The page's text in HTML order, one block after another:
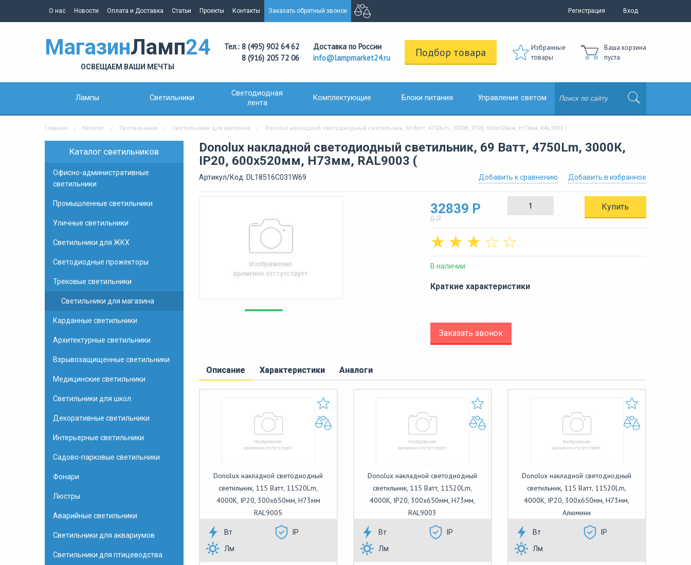
О нас Новости Оплата и Доставка Статьи Проекты Контакты Заказать обратный звонок Регистрация Вход
МагазинЛамп24
ОСВЕЩАЕМ ВАШИ МЕЧТЫ
Тел.: 8 (495) 902 64 62
8 (916) 205 72 06
Доставка по России
info@lampmarket24.ru
Подбор товара
Избранные
товары
Ваша корзина
пуста
Лампы Светильники
Светодиодная
лента
Комплектующие Блоки питания Управление светом
Главная Каталог Светильники Светильники для магазина Donolux накладной светодиодный светильник, 69 Ватт, 4750Lm, 3000К, IP20, 600х520мм, H73мм, RAL9003 (
Каталог светильников
Офисно-административные
светильники
Промышленные светильники
Уличные светильники
Светильники для ЖКХ
Светодиодные прожекторы
Трековые светильники
Светильники для магазина
Карданные светильники
Архитектурные светильники
Взрывозащищенные светильники
Медицинские светильники
Светильники для школ
Декоративные светильники
Интерьерные светильники
Садово-парковые светильники
Фонари
Люстры
Аварийные светильники
Светильники для аквариумов
Светильники для птицеводства
Donolux накладной светодиодный светильник, 69 Ватт, 4750Lm, 3000К,
IP20, 600х520мм, H73мм, RAL9003 (
Артикул/Код: DL18516C031W69 Добавить в избранное
Добавить к сравнению
32839 Р
0 Р
Купить
☆
☆
☆
☆
☆
В наличии
Краткие характеристики
Заказать звонок
Описание Характеристики Аналоги
Donolux накладной светодиодный
светильник, 115 Ватт, 11520Lm,
4000К, IP20, 300х650мм, H73мм
RAL9005
Вт
IP
Лм
Donolux накладной светодиодный
светильник, 115 Ватт, 11520Lm,
4000К, IP20, 300х650мм, H73мм,
RAL9003
Вт
IP
Лм
Donolux накладной светодиодный
светильник, 115 Ватт, 11520Lm,
4000К, IP20, 300х650мм, H73мм,
Алюмини
Вт
IP
Лм